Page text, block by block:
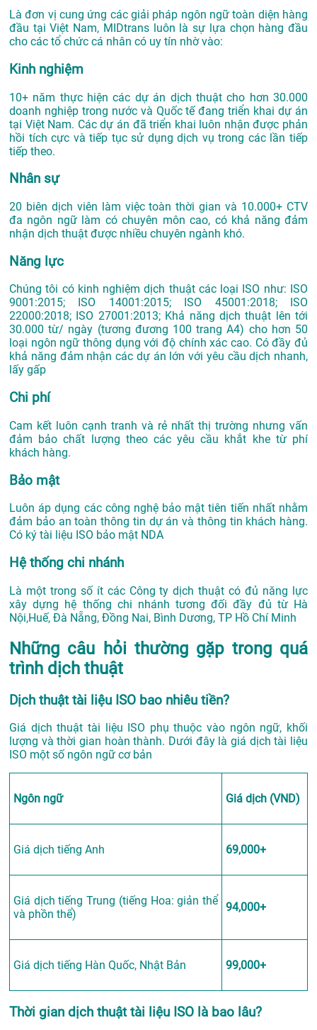
Là đơn vị cung ứng các giải pháp ngôn ngữ toàn diện hàng
đầu tại Việt Nam, MIDtrans luôn là sự lựa chọn hàng đầu
cho các tổ chức cá nhân có uy tín nhờ vào:
Kinh nghiệm
10+ năm thực hiện các dự án dịch thuật cho hơn 30.000
doanh nghiệp trong nước và Quốc tế đang triển khai dự án
tại Việt Nam. Các dự án đã triển khai luôn nhận được phản
hồi tích cực và tiếp tục sử dụng dịch vụ trong các lần tiếp
tiếp theo.
Nhân sự
20 biên dịch viên làm việc toàn thời gian và 10.000+ CTV
đa ngôn ngữ làm có chuyên môn cao, có khả năng đảm
nhận dịch thuật được nhiều chuyên ngành khó.
Năng lực
Chúng tôi có kinh nghiệm dịch thuật các loại ISO như: ISO
9001:2015; ISO 14001:2015; ISO 45001:2018; ISO
22000:2018; ISO 27001:2013; Khả năng dịch thuật lên tới
30.000 từ/ ngày (tương đương 100 trang A4) cho hơn 50
loại ngôn ngữ thông dụng với độ chính xác cao. Có đầy đủ
khả năng đảm nhận các dự án lớn với yêu cầu dịch nhanh,
lấy gấp
Chi phí
Cam kết luôn cạnh tranh và rẻ nhất thị trường nhưng vấn
đảm bảo chất lượng theo các yêu cầu khắt khe từ phí
khách hàng.
Bảo mật
Luôn áp dụng các công nghệ bảo mật tiên tiến nhất nhằm
đảm bảo an toàn thông tin dự án và thông tin khách hàng.
Có ký tài liệu ISO bảo mật NDA
Hệ thống chi nhánh
Là một trong số ít các Công ty dịch thuật có đủ năng lực
xây dựng hệ thống chi nhánh tương đối đầy đủ từ Hà
Nội,Huế, Đà Nẵng, Đồng Nai, Bình Dương, TP Hồ Chí Minh
Những câu hỏi thường gặp trong quá
trình dịch thuật
Dịch thuật tài liệu ISO bao nhiêu tiền?
Giá dịch thuật tài liệu ISO phụ thuộc vào ngôn ngữ, khối
lượng và thời gian hoàn thành. Dưới đây là giá dịch tài liệu
ISO một số ngôn ngữ cơ bản
Ngôn ngữ Giá dịch (VND)
Giá dịch tiếng Anh 69,000+
Giá dịch tiếng Trung (tiếng Hoa: giản thể
và phồn thể)
94,000+
Giá dịch tiếng Hàn Quốc, Nhật Bản 99,000+
Thời gian dịch thuật tài liệu ISO là bao lâu?